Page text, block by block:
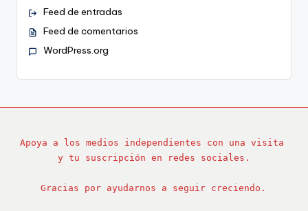
Feed de entradas
Feed de comentarios
WordPress.org
Apoya a los medios independientes con una visita
y tu suscripción en redes sociales.
Gracias por ayudarnos a seguir creciendo.